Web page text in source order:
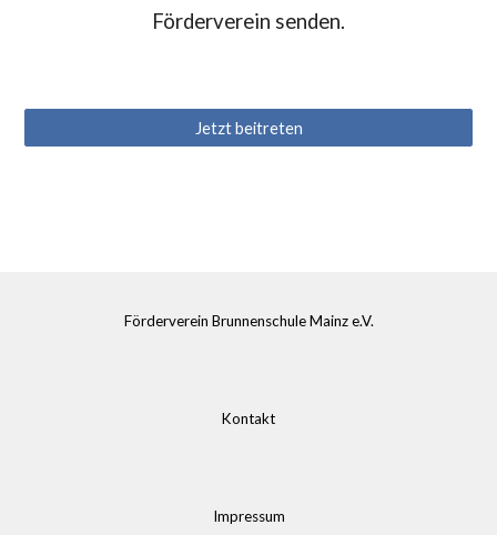
Förderverein senden.
Jetzt beitreten
Förderverein Brunnenschule Mainz e.V.
Kontakt
Impressum